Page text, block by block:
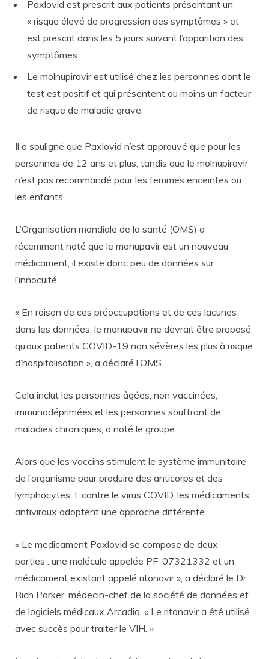
Paxlovid est prescrit aux patients présentant un
« risque élevé de progression des symptômes » et
est prescrit dans les 5 jours suivant l’apparition des
symptômes.
Le molnupiravir est utilisé chez les personnes dont le
test est positif et qui présentent au moins un facteur
de risque de maladie grave.
Il a souligné que Paxlovid n’est approuvé que pour les
personnes de 12 ans et plus, tandis que le molnupiravir
n’est pas recommandé pour les femmes enceintes ou
les enfants.
L’Organisation mondiale de la santé (OMS) a
récemment noté que le monupavir est un nouveau
médicament, il existe donc peu de données sur
l’innocuité.
« En raison de ces préoccupations et de ces lacunes
dans les données, le monupavir ne devrait être proposé
qu’aux patients COVID-19 non sévères les plus à risque
d’hospitalisation », a déclaré l’OMS.
Cela inclut les personnes âgées, non vaccinées,
immunodéprimées et les personnes souffrant de
maladies chroniques, a noté le groupe.
Alors que les vaccins stimulent le système immunitaire
de l’organisme pour produire des anticorps et des
lymphocytes T contre le virus COVID, les médicaments
antiviraux adoptent une approche différente.
« Le médicament Paxlovid se compose de deux
parties : une molécule appelée PF-07321332 et un
médicament existant appelé ritonavir », a déclaré le Dr
Rich Parker, médecin-chef de la société de données et
de logiciels médicaux Arcadia. « Le ritonavir a été utilisé
avec succès pour traiter le VIH. »